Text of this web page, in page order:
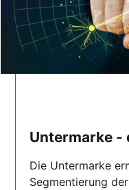
Untermarke -
Die Untermarke
Segmentierung